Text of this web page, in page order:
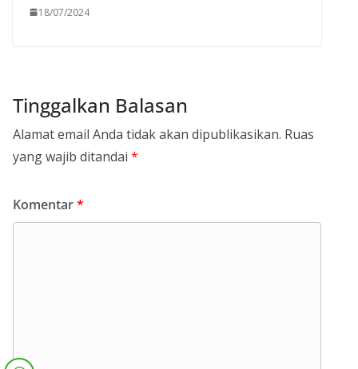
18/07/2024
Tinggalkan Balasan
Alamat email Anda tidak akan dipublikasikan. Ruas
yang wajib ditandai *
Komentar*